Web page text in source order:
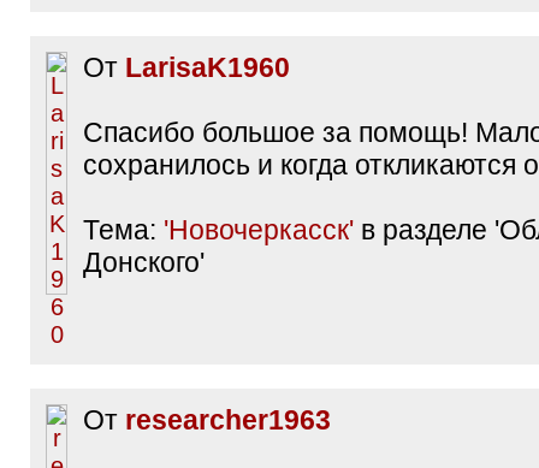
От LarisaK1960
Спасибо большое за помощь!
сохранилось и когда откликаются
Тема: 'Новочеркасск' в разделе
Донского'
От researcher1963